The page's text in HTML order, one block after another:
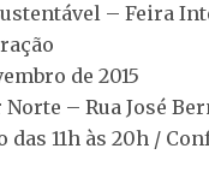
– Feira
de 2015
– Rua José
das 11h às 20h /